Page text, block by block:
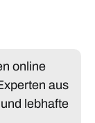
online
aus
lebhafte